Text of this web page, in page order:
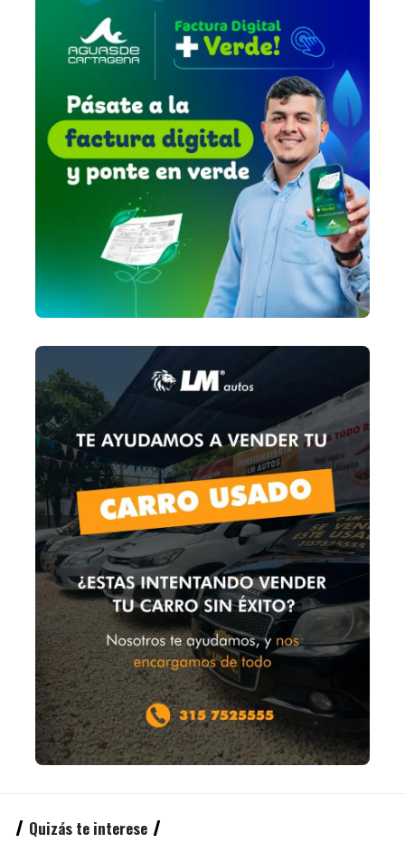
Quizás te interese